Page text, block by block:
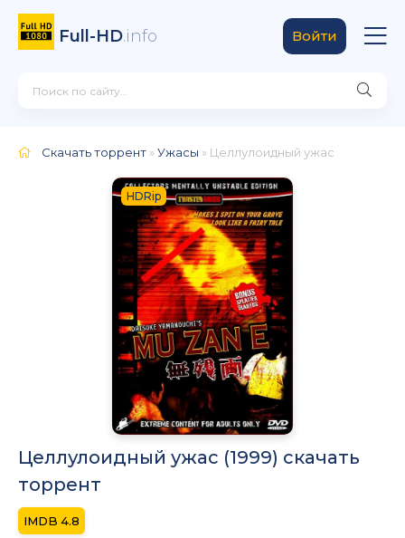
Full-HD.info Войти
Скачать торрент »Ужасы » Целлулоидный ужас
HDRip
Целлулоидный ужас (1999) скачать
торрент
4.8